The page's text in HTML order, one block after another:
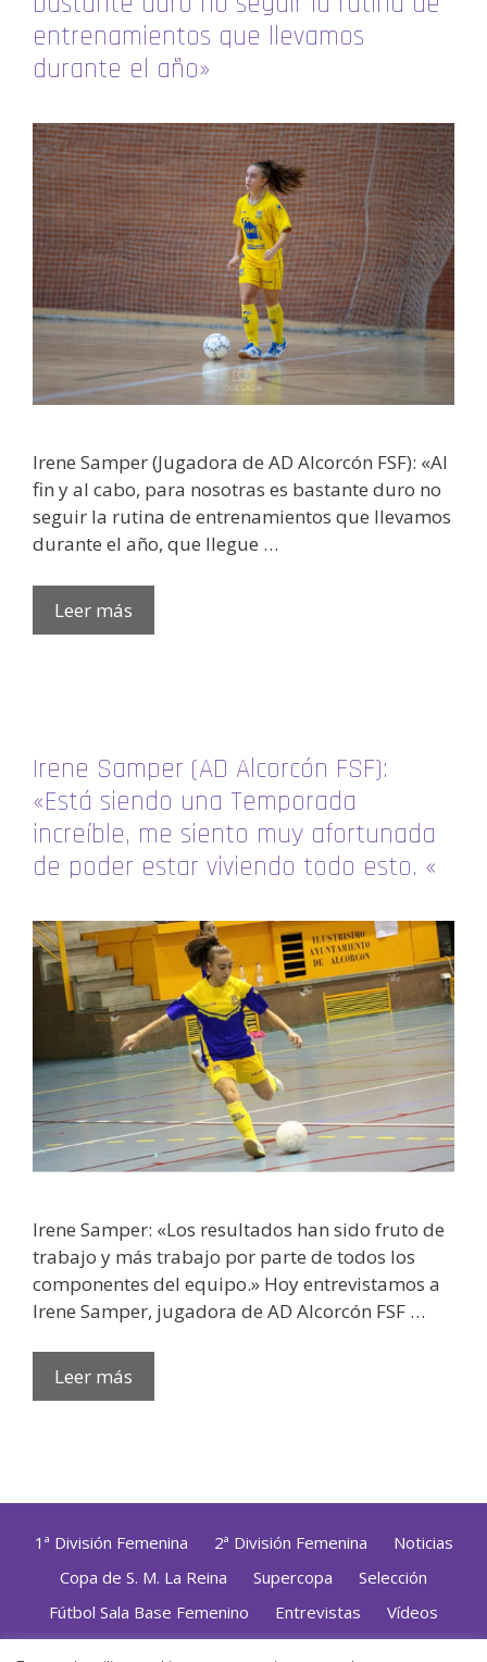
entrenamientos que llevamos
durante el año»
Irene Samper (Jugadora de AD Alcorcón FSF): «Al
fin y al cabo, para nosotras es bastante duro no
seguir la rutina de entrenamientos que llevamos
durante el año, que llegue …
Leer más
Irene Samper (AD Alcorcón FSF):
«Está siendo una Temporada
increíble, me siento muy afortunada
de poder estar viviendo todo esto. «
Irene Samper: «Los resultados han sido fruto de
trabajo y más trabajo por parte de todos los
componentes del equipo.» Hoy entrevistamos a
Irene Samper, jugadora de AD Alcorcón FSF …
Leer más
1ª División Femenina 2ª División Femenina
Noticias
Copa de S. M. La Reina
Supercopa
Selección
Fútbol Sala Base Femenino
Entrevistas
Vídeos